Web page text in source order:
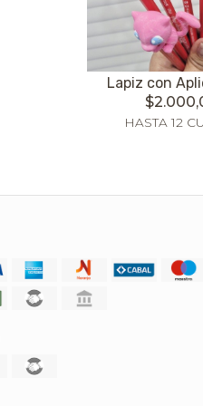
Lapiz con
HASTA 12